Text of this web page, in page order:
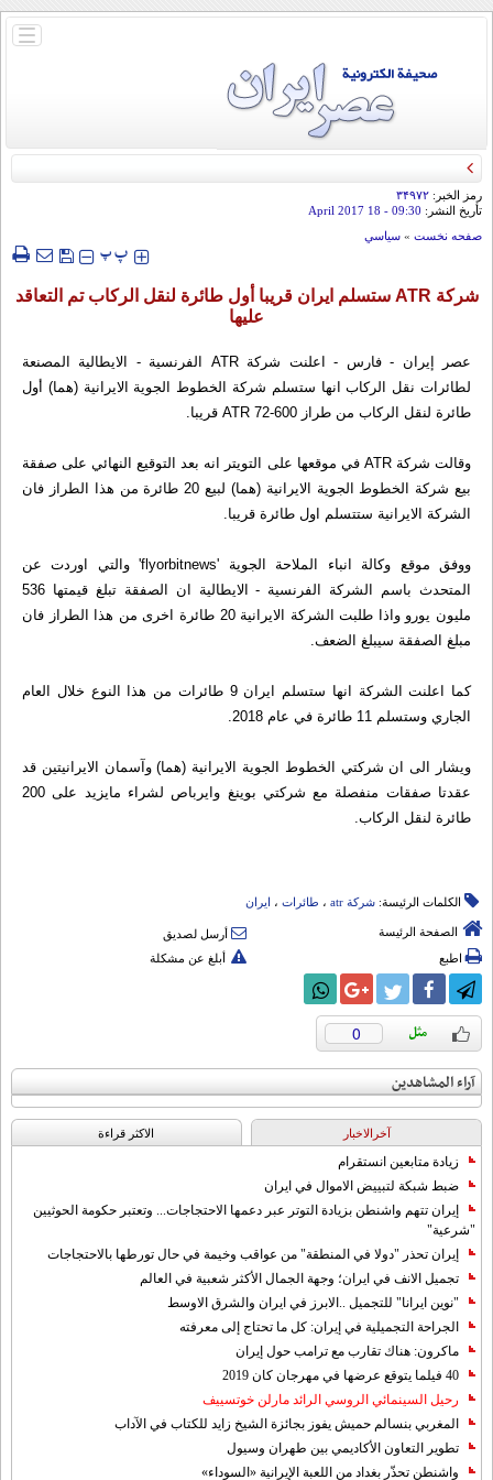
باز
رمز الخبر: ۳۴۹۷۲
تأريخ النشر: 09:30
- 18 April 2017
صفحه نخست » سياسي
‍‍‍ پپ
شركة ATR ستسلم ايران قريبا أول طائرة لنقل الركاب تم التعاقد
عليها
عصر إيران - فارس - اعلنت شركة ATR الفرنسية - الايطالية المصنعة
لطائرات نقل الركاب انها ستسلم شركة الخطوط الجوية الايرانية (هما) أول
طائرة لنقل الركاب من طراز ATR 72-600 قريبا.
وقالت شركة ATR في موقعها على التويتر انه بعد التوقيع النهائي على صفقة
بيع شركة الخطوط الجوية الايرانية (هما) لبيع 20 طائرة من هذا الطراز فان
الشركة الايرانية ستتسلم اول طائرة قريبا.
ووفق موقع وكالة انباء الملاحة الجوية 'flyorbitnews' والتي اوردت عن
المتحدث باسم الشركة الفرنسية - الايطالية ان الصفقة تبلغ قيمتها 536
مليون يورو واذا طلبت الشركة الايرانية 20 طائرة اخرى من هذا الطراز فان
مبلغ الصفقة سيبلغ الضعف.
كما اعلنت الشركة انها ستسلم ايران 9 طائرات من هذا النوع خلال العام
الجاري وستسلم 11 طائرة في عام 2018.
ويشار الى ان شركتي الخطوط الجوية الايرانية (هما) وآسمان الايرانيتين قد
عقدتا صفقات منفصلة مع شركتي بوينغ وايرباص لشراء مايزيد على 200
طائرة لنقل الركاب.
الكلمات الرئيسة: شرکة atr ، طائرات ، ایران
الصفحة الرئيسة
أرسل لصديق
اطبع
أبلغ عن مشكلة
0
آراء المشاهدين
آخرالاخبار الاکثر قراءة
زيادة متابعين انستقرام
ضبط شبكة لتبييض الاموال في ايران
إيران تتهم واشنطن بزيادة التوتر عبر دعمها الاحتجاجات... وتعتبر حكومة الحوثيين
"شرعية"
إيران تحذر "دولا في المنطقة" من عواقب وخيمة في حال تورطها بالاحتجاجات
تجميل الانف في ايران؛ وجهة الجمال الأكثر شعبية في العالم
"نوين ايرانا" للتجميل ..الابرز في ايران والشرق الاوسط
الجراحة التجميلية في إيران: كل ما تحتاج إلى معرفته
ماكرون: هناك تقارب مع ترامب حول إيران
40 فيلما يتوقع عرضها في مهرجان كان 2019
رحيل السينمائي الروسي الرائد مارلن خوتسييف
المغربي بنسالم حميش يفوز بجائزة الشيخ زايد للكتاب في الآداب
تطوير التعاون الأكاديمي بين طهران وسيول
واشنطن تحذّر بغداد من اللعبة الإيرانية «السوداء»